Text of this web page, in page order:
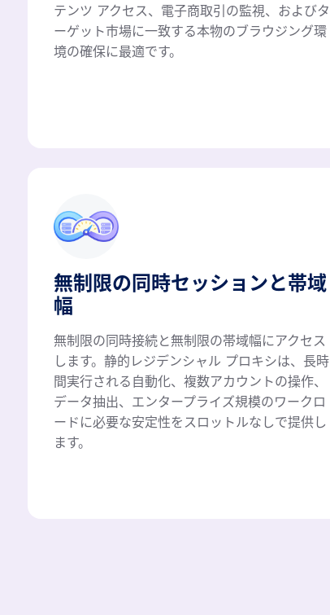
テンツ アクセス、電子商取引の監視、およびタ
ーゲット市場に一致する本物のブラウジング環
境の確保に最適です。
無制限の同時セッションと帯域
幅
無制限の同時接続と無制限の帯域幅にアクセス
します。静的レジデンシャル プロキシは、長時
間実行される自動化、複数アカウントの操作、
データ抽出、エンタープライズ規模のワークロ
ードに必要な安定性をスロットルなしで提供し
ます。